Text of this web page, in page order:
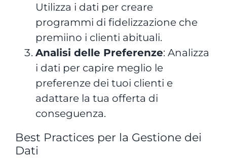
Utilizza i dati per creare
programmi di fidelizzazione che
premiino i clienti abituali.
Analisi delle Preferenze: Analizza
i dati per capire meglio le
preferenze dei tuoi clienti e
adattare la tua offerta di
conseguenza.
Best Practices per la Gestione dei
Dati